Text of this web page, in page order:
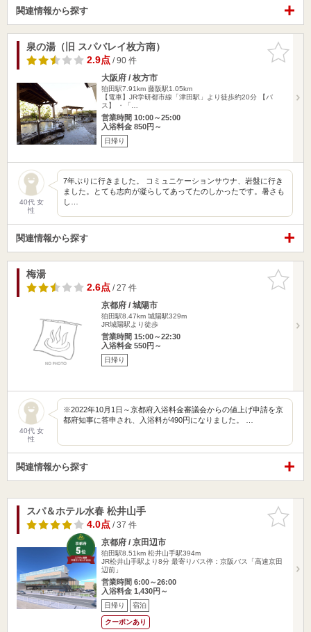
関連情報から探す
お気に入
りに追加
泉の湯（旧 スパバレイ枚方南）
2.9点/ 90 件
大阪府 / 枚方市
狛田駅7.91km 藤阪駅1.05km
【電車】JR学研都市線「津田駅」より徒歩約20分 【バ
ス】 ・「…
営業時間 10:00～25:00
入浴料金 850円～
日帰り
40代 女
性
7年ぶりに行きました。 コミュニケーションサウナ、岩盤に行き
ました。とても志向が凝らしてあってたのしかったです。暑さも
し…
関連情報から探す
お気に入
りに追加
梅湯
2.6点/ 27 件
京都府 / 城陽市
狛田駅8.47km 城陽駅329m
JR城陽駅より徒歩
営業時間 15:00～22:30
入浴料金 550円～
日帰り
40代 女
性
※2022年10月1日～京都府入浴料金審議会からの値上げ申請を京
都府知事に答申され、入浴料が490円になりました。 …
関連情報から探す
お気に入
りに追加
スパ＆ホテル水春 松井山手
4.0点/ 37 件
京都府 / 京田辺市
狛田駅8.51km 松井山手駅394m
JR松井山手駅より8分 最寄りバス停：京阪バス「高速京田
辺前」
営業時間 6:00～26:00
入浴料金 1,430円～
日帰り 宿泊
クーポンあり